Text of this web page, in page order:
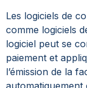
Les logiciels de
comme logiciels
logiciel peut se
paiement et
l’émission de la
automatiquement